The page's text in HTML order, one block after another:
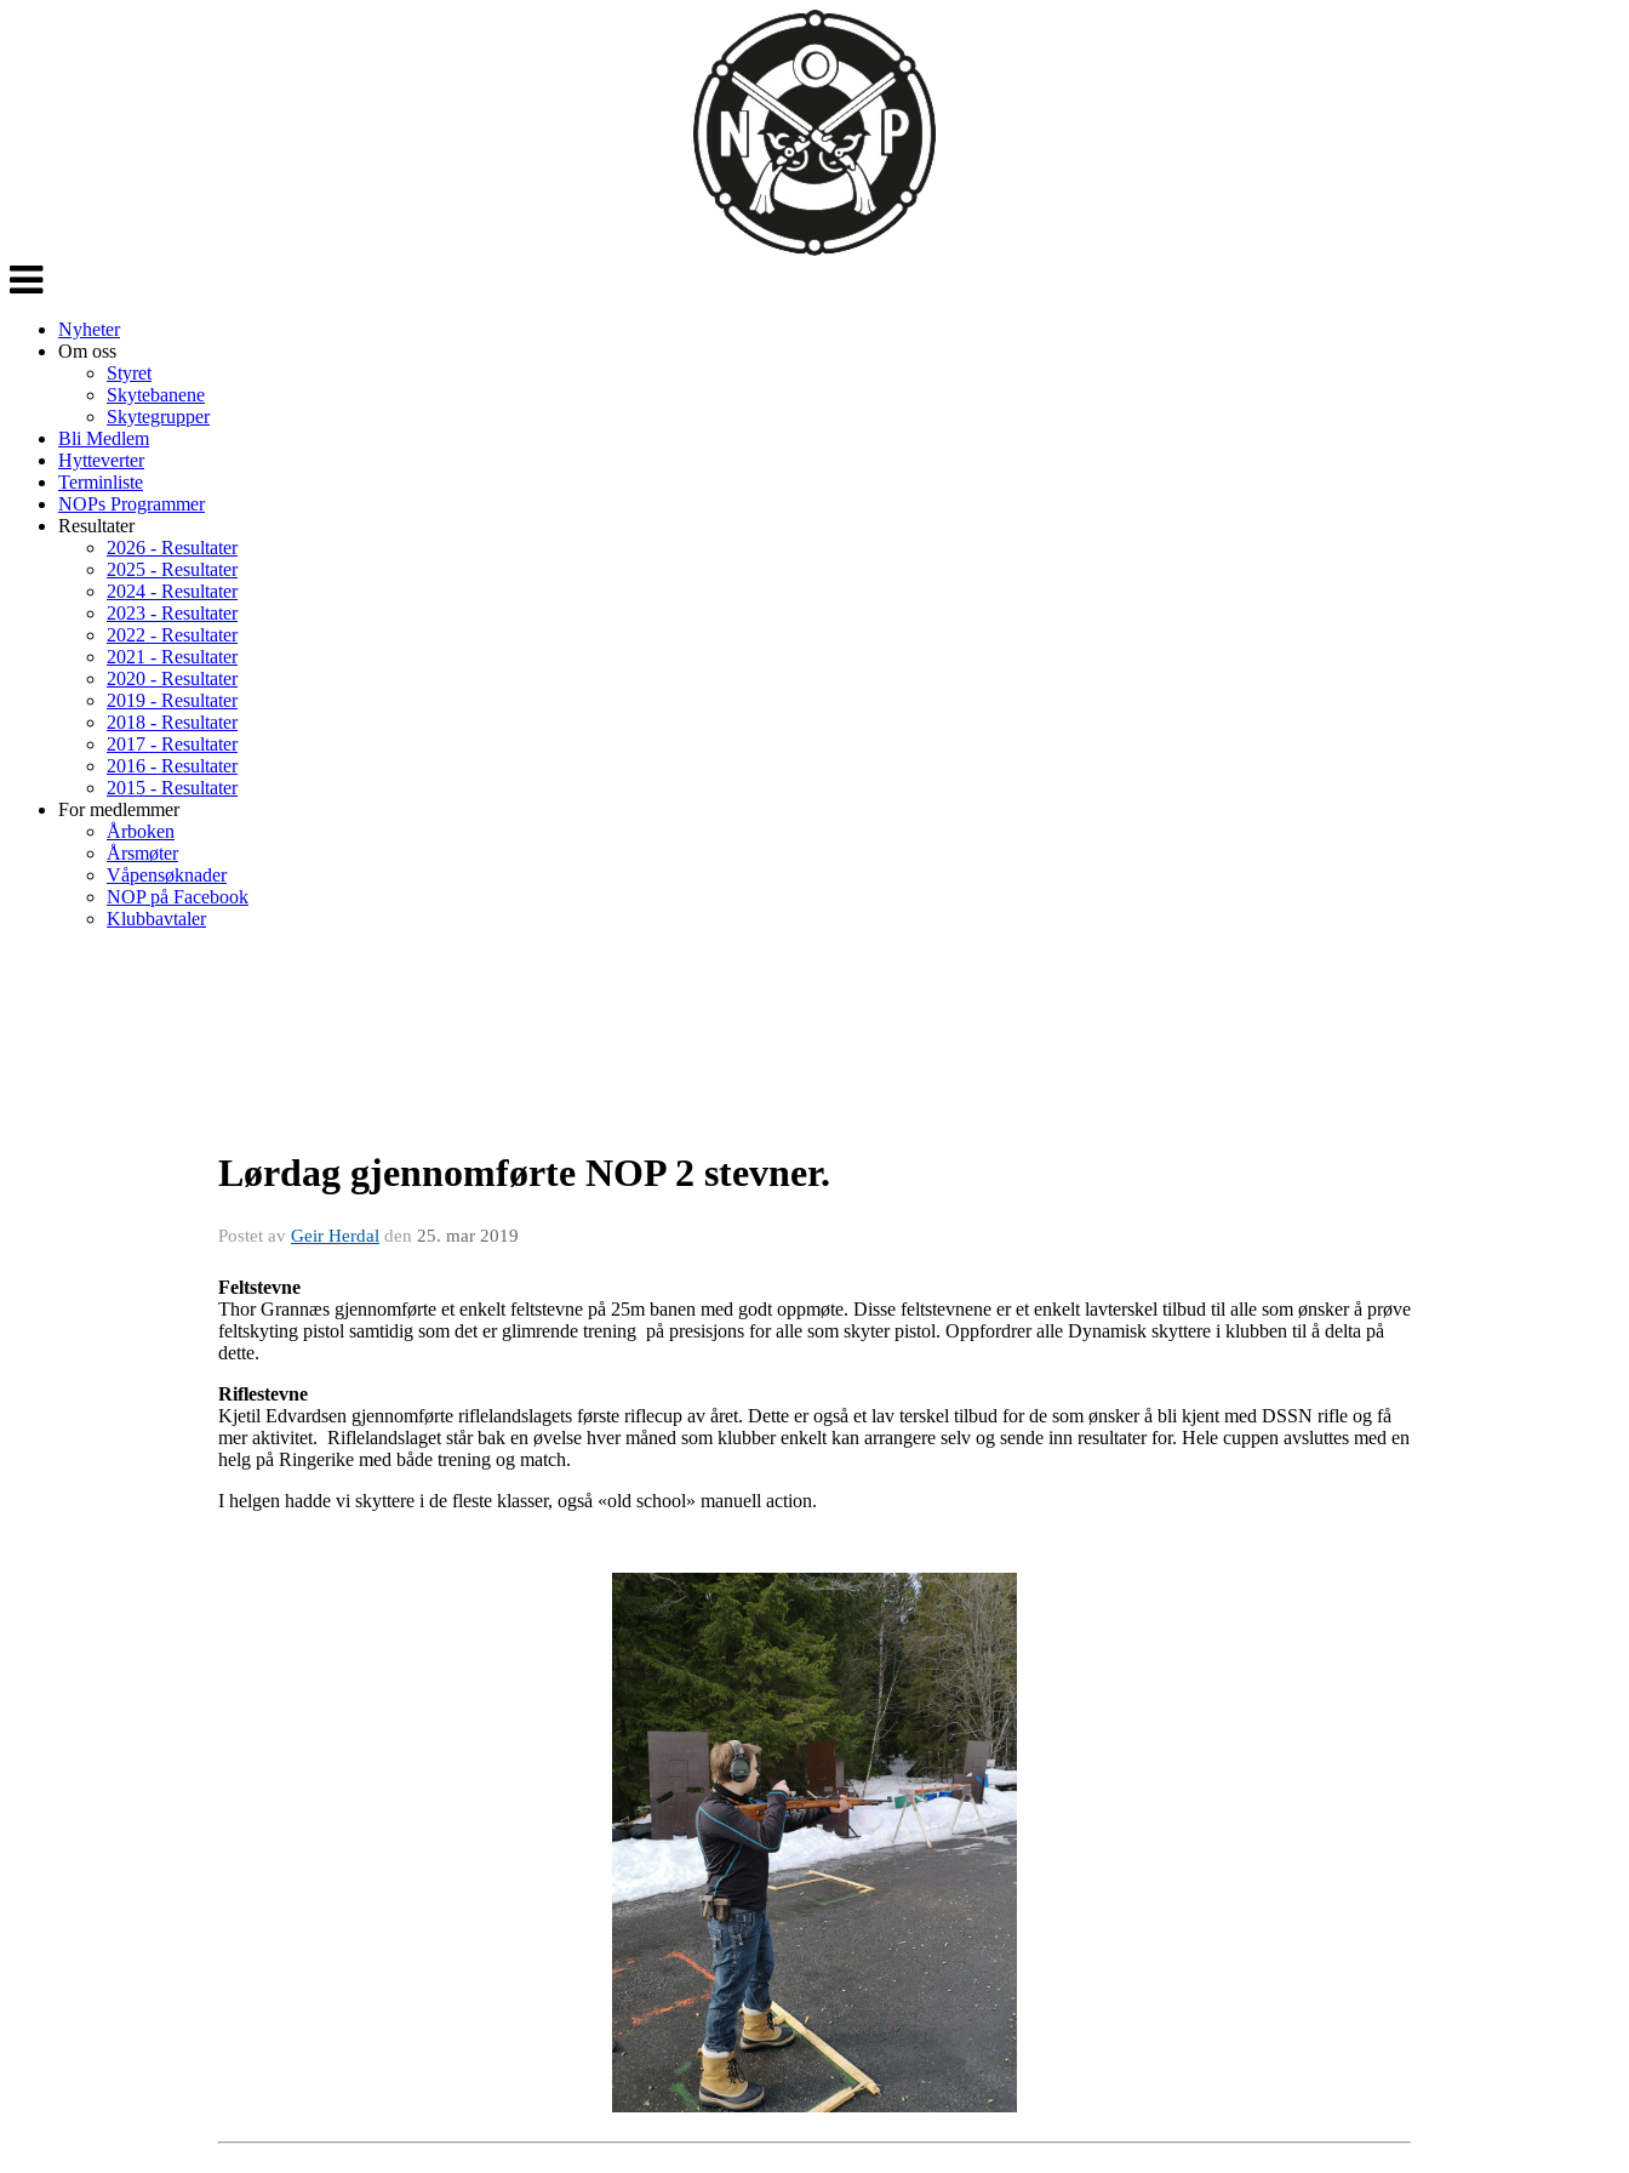
Veksle
navigasjon
Nyheter
Om oss
Styret
Skytebanene
Skytegrupper
Bli Medlem
Hytteverter
Terminliste
NOPs Programmer
Resultater
2026 - Resultater
2025 - Resultater
2024 - Resultater
2023 - Resultater
2022 - Resultater
2021 - Resultater
2020 - Resultater
2019 - Resultater
2018 - Resultater
2017 - Resultater
2016 - Resultater
2015 - Resultater
For medlemmer
Årboken
Årsmøter
Våpensøknader
NOP på Facebook
Klubbavtaler
Lørdag gjennomførte NOP 2 stevner.
Postet av Geir Herdal den 25. mar 2019
Feltstevne
Thor Grannæs gjennomførte et enkelt feltstevne på 25m banen med godt oppmøte. Disse feltstevnene er et enkelt lavterskel tilbud til alle som ønsker å prøve
feltskyting pistol samtidig som det er glimrende trening på presisjons for alle som skyter pistol. Oppfordrer alle Dynamisk skyttere i klubben til å delta på
dette.
Riflestevne
Kjetil Edvardsen gjennomførte riflelandslagets første riflecup av året. Dette er også et lav terskel tilbud for de som ønsker å bli kjent med DSSN rifle og få
mer aktivitet. Riflelandslaget står bak en øvelse hver måned som klubber enkelt kan arrangere selv og sende inn resultater for. Hele cuppen avsluttes med en
helg på Ringerike med både trening og match.
I helgen hadde vi skyttere i de fleste klasser, også «old school» manuell action.